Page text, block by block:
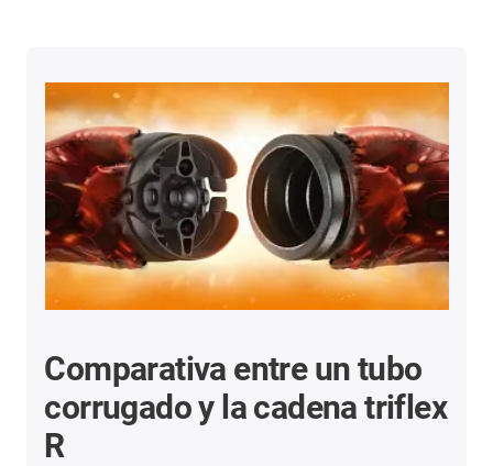
Comparativa entre un tubo
corrugado y la cadena triflex
R